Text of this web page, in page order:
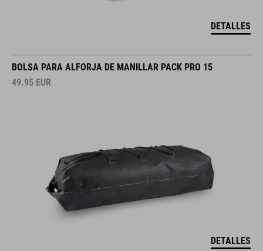
DETALLES
BOLSA PARA ALFORJA DE MANILLAR PACK PRO 15
49.95 EUR
DETALLES